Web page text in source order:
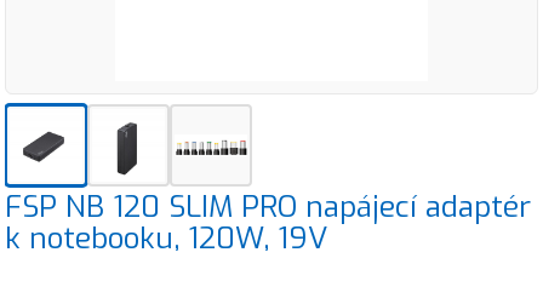
FSP NB 120 SLIM PRO napájecí adaptér
k notebooku, 120W, 19V